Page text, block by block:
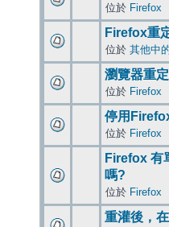
位於 Firefox
Firefox重
位於 其他中
瀏覽器重
位於 Firefox
停用
位於 Firefox
Firefox 有
嗎?
位於 Firefox
重灌後，